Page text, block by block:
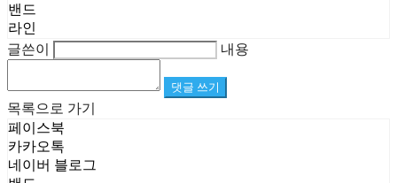
밴드
라인
글쓴이 내용
댓글 쓰기
목록으로 가기
페이스북
카카오톡
네이버 블로그